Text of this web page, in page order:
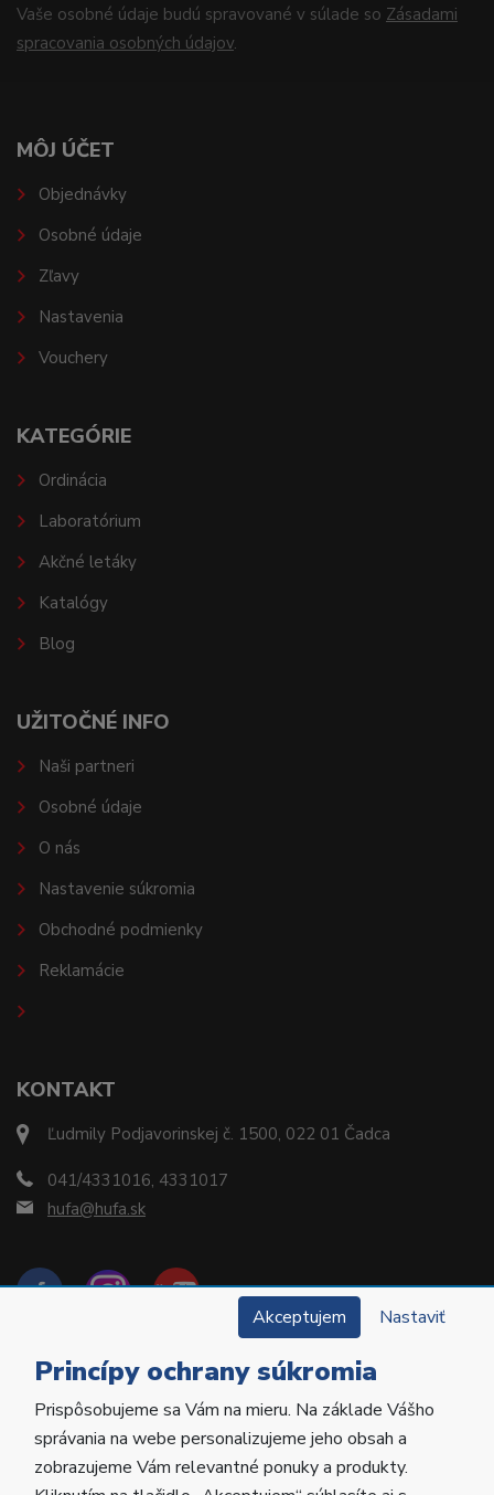
Vaše osobné údaje budú spravované v súlade so Zásadami
spracovania osobných údajov.
KONTAKT
Ľudmily Podjavorinskej č. 1500, 022 01 Čadca
041/4331016, 4331017
hufa@hufa.sk
MÔJ ÚČET
Objednávky
Osobné údaje
Zľavy
Nastavenia
Vouchery
KATEGÓRIE
Ordinácia
Laboratórium
Akčné letáky
Katalógy
Blog
UŽITOČNÉ INFO
Naši partneri
Osobné údaje
O nás
Nastavenie súkromia
Obchodné podmienky
Reklamácie
Copyright © 2022 Hu-Fa Dental a.s. Všetky práva
vyhradené.
Akceptujem Nastaviť
Princípy ochrany súkromia
Prispôsobujeme sa Vám na mieru. Na základe Vášho
správania na webe personalizujeme jeho obsah a
zobrazujeme Vám relevantné ponuky a produkty.